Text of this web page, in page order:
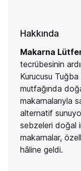
Hakkında
Makarna
tecrübesinin
Kurucusu
mutfağında
makarnalarıyla
alternatif
sebzeleri doğal
makarnalar,
hâline geldi.